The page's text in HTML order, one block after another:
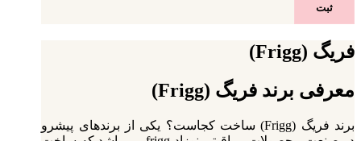
فریگ (Frigg)
معرفی برند فریگ (Frigg)
برند فریگ (Frigg) ساخت کجاست؟ یکی از برندهای پیشرو